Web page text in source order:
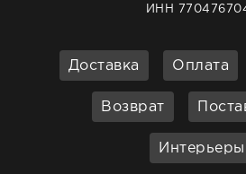
ИНН
Доставка Оплата
Возврат
Интерьеры